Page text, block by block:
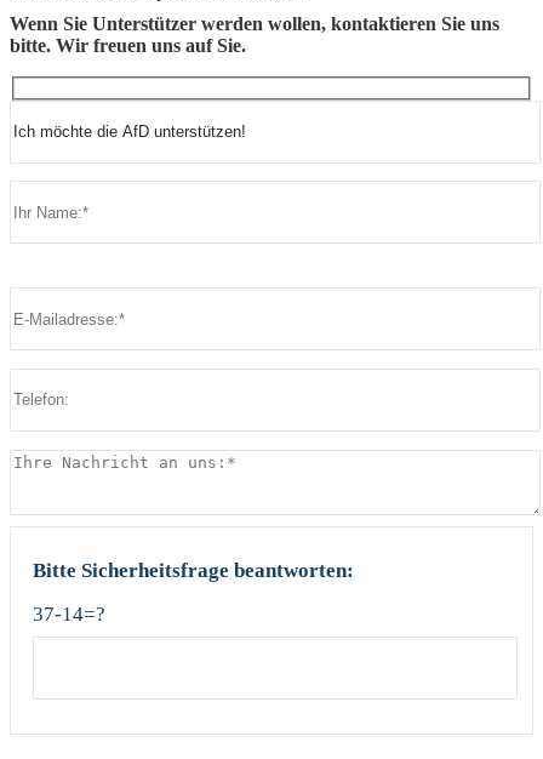
Wenn Sie Unterstützer werden wollen, kontaktieren Sie uns
bitte. Wir freuen uns auf Sie.
Bitte lasse dieses Feld leer.
Bitte Sicherheitsfrage beantworten:
37-14=?